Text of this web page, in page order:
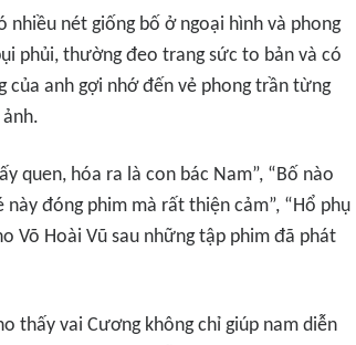
nét giống bố ở ngoại hình và phong
phủi, thường đeo trang sức to bản và có
anh gợi nhớ đến vẻ phong trần từng
quen, hóa ra là con bác Nam”, “Bố nào
này đóng phim mà rất thiện cảm”, “Hổ phụ
Võ Hoài Vũ sau những tập phim đã phát
thấy vai Cương không chỉ giúp nam diễn